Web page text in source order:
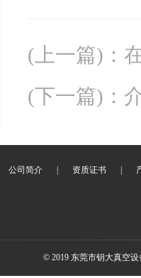
(上一篇) ：
(下一篇) ：
公司简介 资质证书
© 2019 东莞市钥大真空